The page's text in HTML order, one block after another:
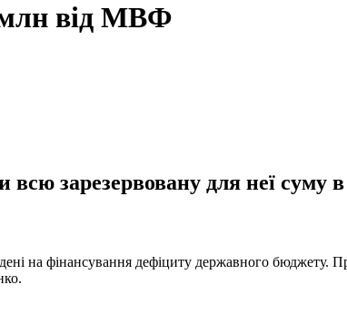
млн від МВФ
зарезервовану для неї суму
на фінансування дефіциту державного бюджету.